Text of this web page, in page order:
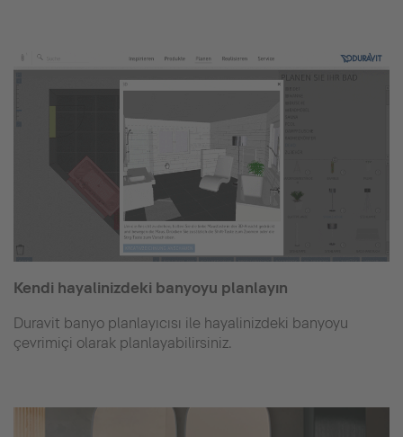
Kendi hayalinizdeki banyoyu planlayın
Duravit banyo planlayıcısı ile hayalinizdeki banyoyu
çevrimiçi olarak planlayabilirsiniz.